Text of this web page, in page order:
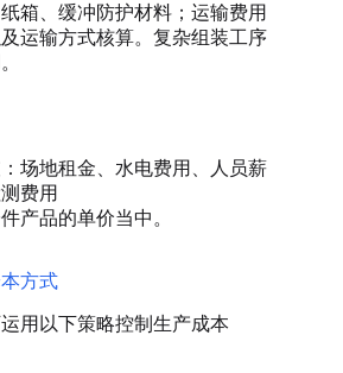
箱、缓冲防护材料；运输费用
运输方式核算。复杂组装工序
场地租金、水电费用、人员薪
费用
产品的单价当中。
方式
用以下策略控制生产成本